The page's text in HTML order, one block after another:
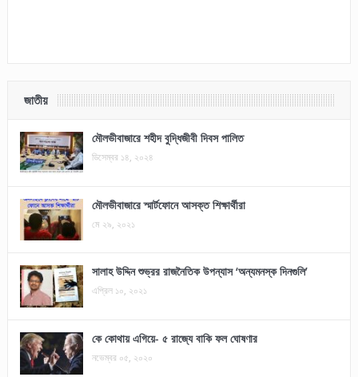
জাতীয়
মৌলভীবাজারে শহীদ বুদ্ধিজীবী দিবস পালিত
ডিসেম্বর ১৪, ২০২৪
মৌলভীবাজারে স্মার্টফোনে আসক্ত শিক্ষার্থীরা
মে ২৯, ২০২১
সালাহ উদ্দিন শুভ্রর রাজনৈতিক উপন্যাস ‘অন্যমনস্ক দিনগুলি’
এপ্রিল ১০, ২০২১
কে কোথায় এগিয়ে- ৫ রাজ্যে বাকি ফল ঘোষণার
নভেম্বর ০৫, ২০২০